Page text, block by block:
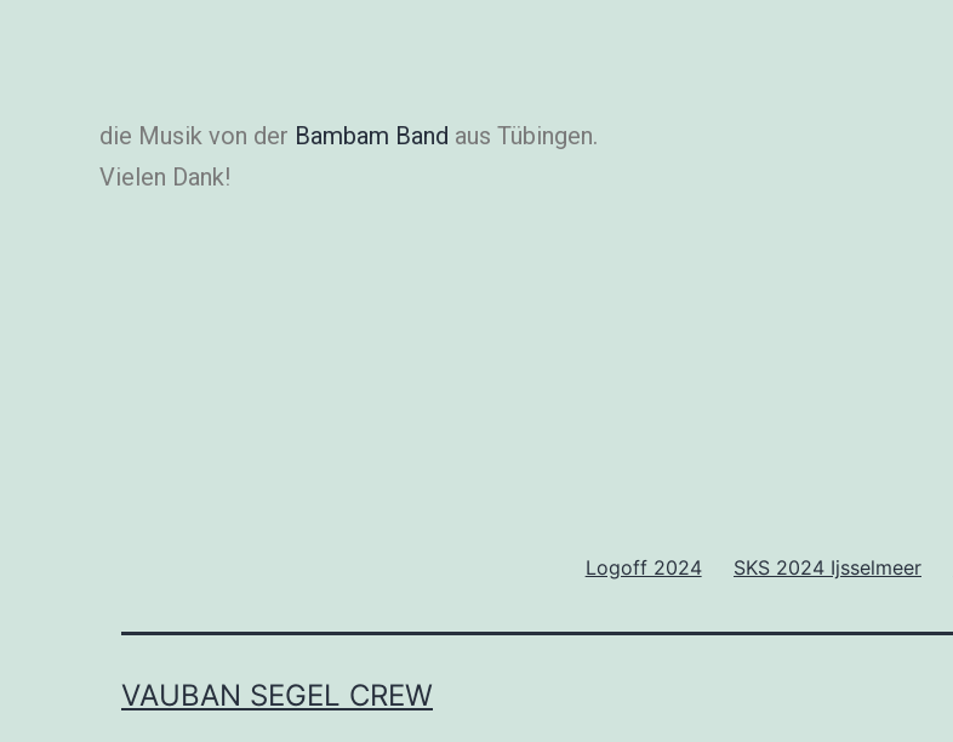
die Musik von der Bambam Band aus Tübingen.
Vielen Dank!
Logoff 2024 SKS 2024 Ijsselmeer
VAUBAN SEGEL CREW